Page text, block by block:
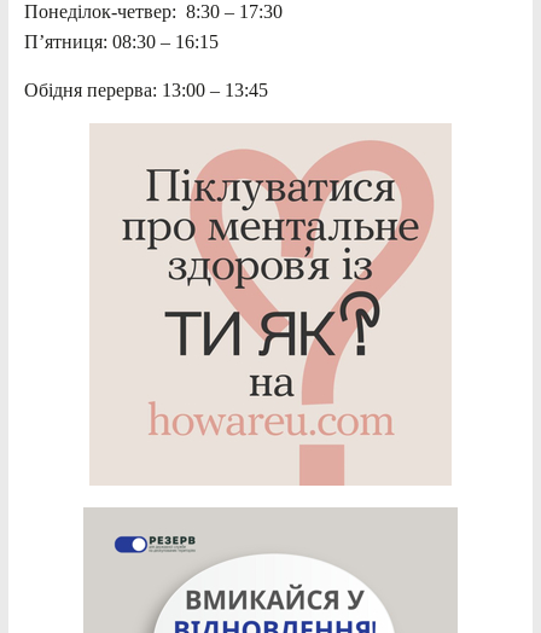
Понеділок-четвер: 8:30 – 17:30
П’ятниця: 08:30 – 16:15
Обідня перерва: 13:00 – 13:45